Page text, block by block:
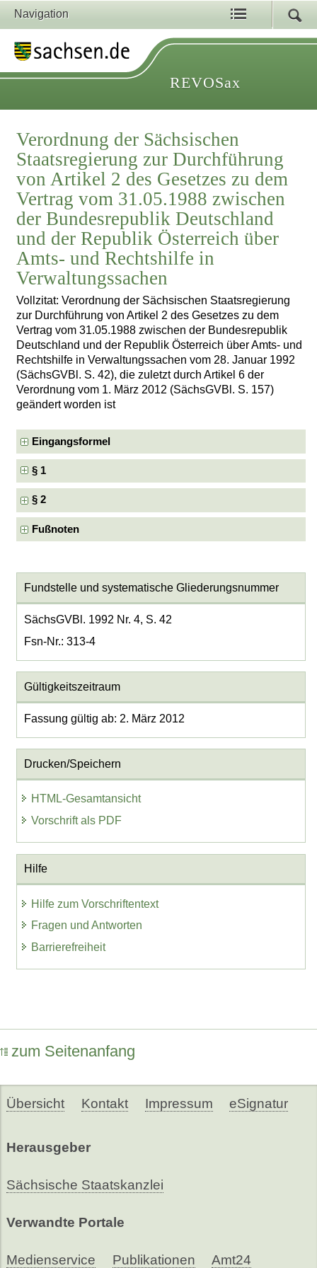
Navigation
REVOSax
Verordnung der Sächsischen
Staatsregierung zur Durchführung
von Artikel 2 des Gesetzes zu dem
Vertrag vom 31.05.1988 zwischen
der Bundesrepublik Deutschland
und der Republik Österreich über
Amts- und Rechtshilfe in
Verwaltungssachen
Vollzitat: Verordnung der Sächsischen Staatsregierung
zur Durchführung von Artikel 2 des Gesetzes zu dem
Vertrag vom 31.05.1988 zwischen der Bundesrepublik
Deutschland und der Republik Österreich über Amts- und
Rechtshilfe in Verwaltungssachen vom 28. Januar 1992
(SächsGVBl. S. 42), die zuletzt durch Artikel 6 der
Verordnung vom 1. März 2012 (SächsGVBl. S. 157)
geändert worden ist
Eingangsformel
§ 1
§ 2
Fußnoten
Fundstelle und systematische Gliederungsnummer
SächsGVBl. 1992 Nr. 4, S. 42
Fsn-Nr.: 313-4
Gültigkeitszeitraum
Fassung gültig ab: 2. März 2012
Drucken/Speichern
HTML-Gesamtansicht
Vorschrift als PDF
Hilfe
Hilfe zum Vorschriftentext
Fragen und Antworten
Barrierefreiheit
zum Seitenanfang
Übersicht Kontakt Impressum eSignatur
Herausgeber
Sächsische Staatskanzlei
Verwandte Portale
Medienservice Publikationen Amt24